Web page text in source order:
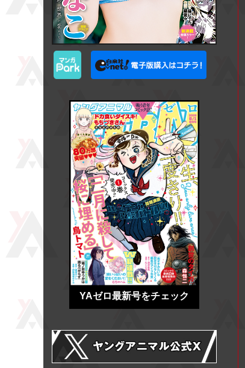
YAゼロ最新号をチェック